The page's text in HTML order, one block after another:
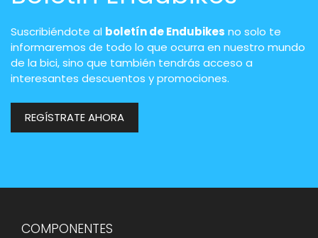
Suscribiéndote al boletín de Endubikes no solo te
informaremos de todo lo que ocurra en nuestro mundo
de la bici, sino que también tendrás acceso a
interesantes descuentos y promociones.
REGÍSTRATE AHORA
COMPONENTES